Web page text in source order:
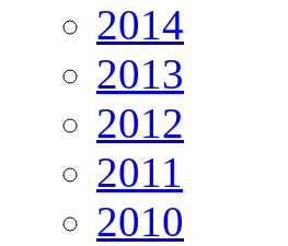
2014
2013
2012
2011
2010